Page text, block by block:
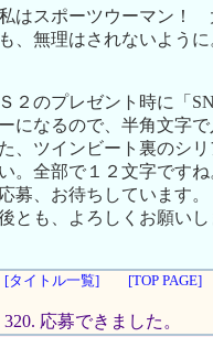
私はスポーツウーマン！
、無理はされないように
２のプレゼント時に「
になるので、半角文字で
、ツインビート裏のシ
。全部で１２文字ですね
募、お待ちしています。
とも、よろしくお願いし
[タイトル一覧]
[TOP PAGE]
320. 応募できました。